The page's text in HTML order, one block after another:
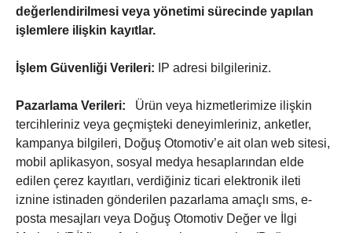
değerlendirilmesi veya yönetimi sürecinde yapılan
işlemlere ilişkin kayıtlar.
İşlem Güvenliği Verileri: IP adresi bilgileriniz.
Pazarlama Verileri: Ürün veya hizmetlerimize ilişkin
tercihleriniz veya geçmişteki deneyimleriniz, anketler,
kampanya bilgileri, Doğuş Otomotiv’e ait olan web sitesi,
mobil aplikasyon, sosyal medya hesaplarından elde
edilen çerez kayıtları, verdiğiniz ticari elektronik ileti
iznine istinaden gönderilen pazarlama amaçlı sms, e-
posta mesajları veya Doğuş Otomotiv Değer ve İlgi